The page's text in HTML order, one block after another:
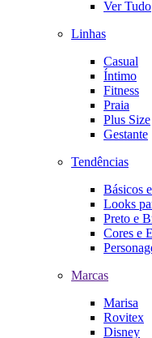
Ver Tudo
Linhas
Casual
Íntimo
Fitness
Praia
Plus Size
Gestante
Tendências
Básicos
Looks
Preto e
Cores e
Marcas
Marisa
Rovitex
Disney